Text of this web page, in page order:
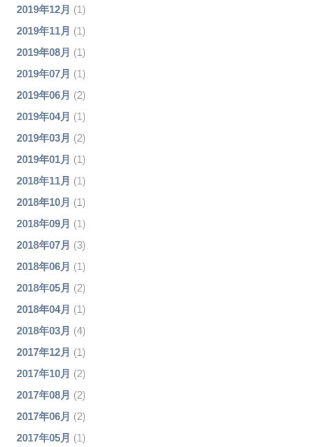
2019年12月 (1)
2019年11月 (1)
2019年08月 (1)
2019年07月 (1)
2019年06月 (2)
2019年04月 (1)
2019年03月 (2)
2019年01月 (1)
2018年11月 (1)
2018年10月 (1)
2018年09月 (1)
2018年07月 (3)
2018年06月 (1)
2018年05月 (2)
2018年04月 (1)
2018年03月 (4)
2017年12月 (1)
2017年10月 (2)
2017年08月 (2)
2017年06月 (2)
2017年05月 (1)